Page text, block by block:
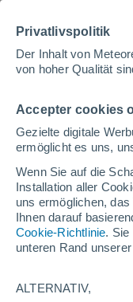
Privatlivspolitik
Der Inhalt von
von hoher Qualität
Accepter cookies
Gezielte digitale
ermöglicht es uns,
Wenn Sie auf die
Installation aller
uns ermöglichen,
Ihnen darauf
Cookie-Richtlinie. Sie
unteren Rand
ALTERNATIV,
Luxemburg
Bonn
Saarbrücken
Köln
Düsseldorf